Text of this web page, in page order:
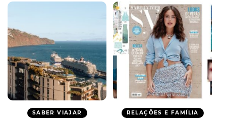
SABER VIAJAR RELAÇÕES E FAMÍLIA